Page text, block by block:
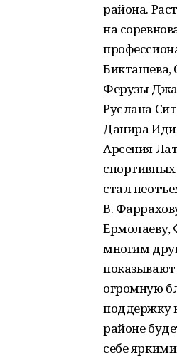
района.
на
Бикташева,
Ферузы
Руслана
Данира
Арсения
стал
В.
Ермолаеву,
многим
огромную
поддержку
районе
себе